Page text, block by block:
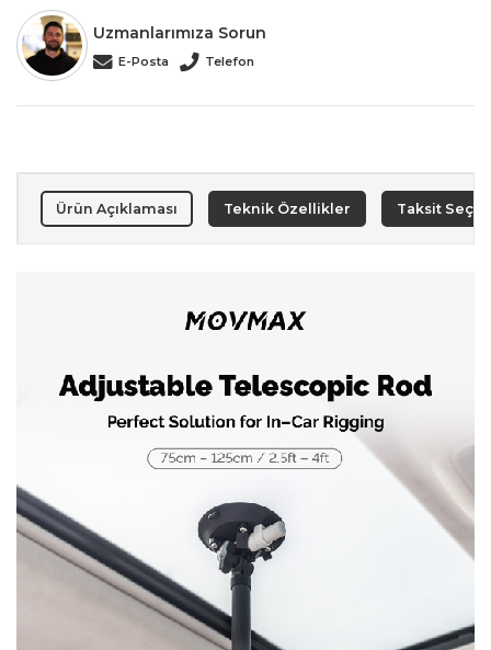
Uzmanlarımıza Sorun
E-Posta Telefon
Ürün Açıklaması Teknik Özellikler Taksit